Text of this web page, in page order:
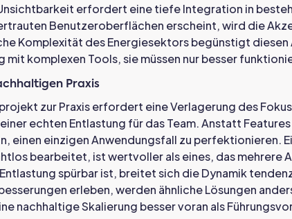
erfordert eine tiefe Integration in
Benutzeroberflächen erscheint, wird die
Komplexität des Energiesektors begünstigt diesen
mit komplexen Tools, sie müssen nur besser
Praxis
zur Praxis erfordert eine Verlagerung des
echten Entlastung für das Team. Anstatt
einen einzigen Anwendungsfall zu perfektionieren.
bearbeitet, ist wertvoller als eines, das mehrere
spürbar ist, breitet sich die Dynamik
erleben, werden ähnliche Lösungen
nachhaltige Skalierung besser voran als